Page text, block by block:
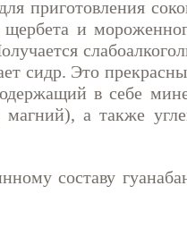
приготовления
и
сидр. Это
в себе
а также
составу